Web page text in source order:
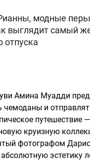
модные
выглядит самый
отпуска
Амина Муадди
чемоданы и
путешествие
круизную
фотографом
эстетику